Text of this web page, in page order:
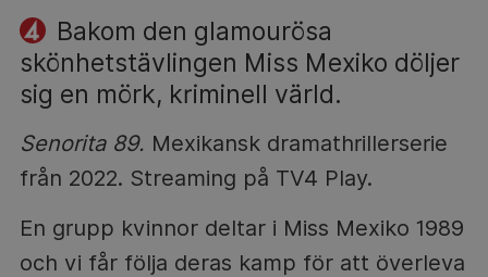
Bakom den glamourösa
skönhetstävlingen Miss Mexiko döljer
sig en mörk, kriminell värld.
Senorita 89. Mexikansk dramathrillerserie
från 2022. Streaming på TV4 Play.
En grupp kvinnor deltar i Miss Mexiko 1989
och vi får följa deras kamp för att överleva